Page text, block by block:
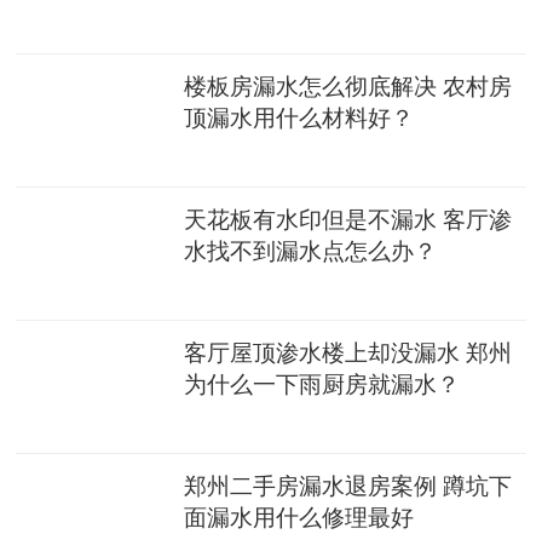
楼板房漏水怎么彻底解决 农村房
顶漏水用什么材料好？
天花板有水印但是不漏水 客厅渗
水找不到漏水点怎么办？
客厅屋顶渗水楼上却没漏水 郑州
为什么一下雨厨房就漏水？
郑州二手房漏水退房案例 蹲坑下
面漏水用什么修理最好